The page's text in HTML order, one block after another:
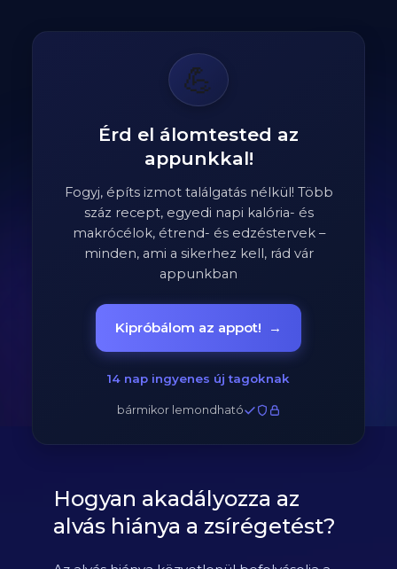
💪
Érd el álomtested az
appunkkal!
Fogyj, építs izmot találgatás nélkül! Több
száz recept, egyedi napi kalória- és
makrócélok, étrend- és edzéstervek –
minden, ami a sikerhez kell, rád vár
appunkban
Kipróbálom az appot! →
14 nap ingyenes új tagoknak
bármikor lemondható
Hogyan akadályozza az
alvás hiánya a zsírégetést?